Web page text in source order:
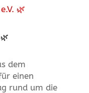
dem
einen
rund um die